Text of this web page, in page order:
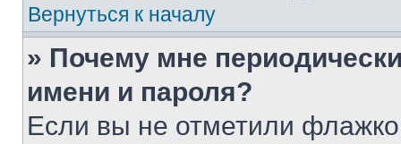
Вернуться к началу
» Почему мне
имени и пароля?
Если вы не отметили